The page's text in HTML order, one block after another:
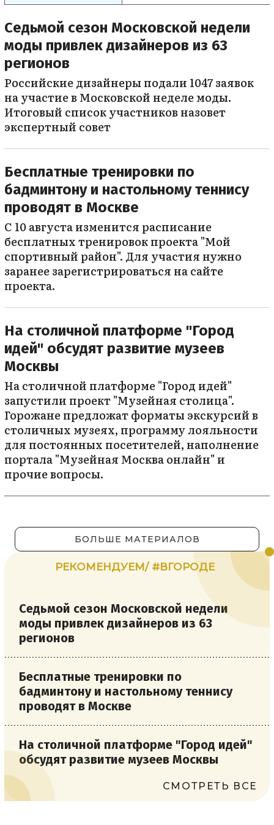
Седьмой сезон Московской недели
моды привлек дизайнеров из 63
регионов
Российские дизайнеры подали 1047 заявок
на участие в Московской неделе моды.
Итоговый список участников назовет
экспертный совет
Бесплатные тренировки по
бадминтону и настольному теннису
проводят в Москве
С 10 августа изменится расписание
бесплатных тренировок проекта "Мой
спортивный район". Для участия нужно
заранее зарегистрироваться на сайте
проекта.
На столичной платформе "Город
идей" обсудят развитие музеев
Москвы
На столичной платформе "Город идей"
запустили проект "Музейная столица".
Горожане предложат форматы экскурсий в
столичных музеях, программу лояльности
для постоянных посетителей, наполнение
портала "Музейная Москва онлайн" и
прочие вопросы.
БОЛЬШЕ МАТЕРИАЛОВ
РЕКОМЕНДУЕМ/ #ВГОРОДЕ
Седьмой сезон Московской недели
моды привлек дизайнеров из 63
регионов
Бесплатные тренировки по
бадминтону и настольному теннису
проводят в Москве
На столичной платформе "Город идей"
обсудят развитие музеев Москвы
СМОТРЕТЬ ВСЕ